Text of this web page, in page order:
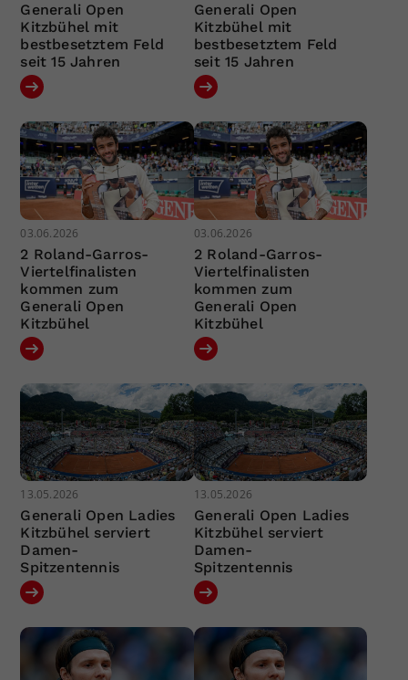
Generali Open
Kitzbühel mit
bestbesetztem Feld
seit 15 Jahren
Generali Open
Kitzbühel mit
bestbesetztem Feld
seit 15 Jahren
03.06.2026
2 Roland-Garros-
Viertelfinalisten
kommen zum
Generali Open
Kitzbühel
03.06.2026
2 Roland-Garros-
Viertelfinalisten
kommen zum
Generali Open
Kitzbühel
13.05.2026
Generali Open Ladies
Kitzbühel serviert
Damen-
Spitzentennis
13.05.2026
Generali Open Ladies
Kitzbühel serviert
Damen-
Spitzentennis